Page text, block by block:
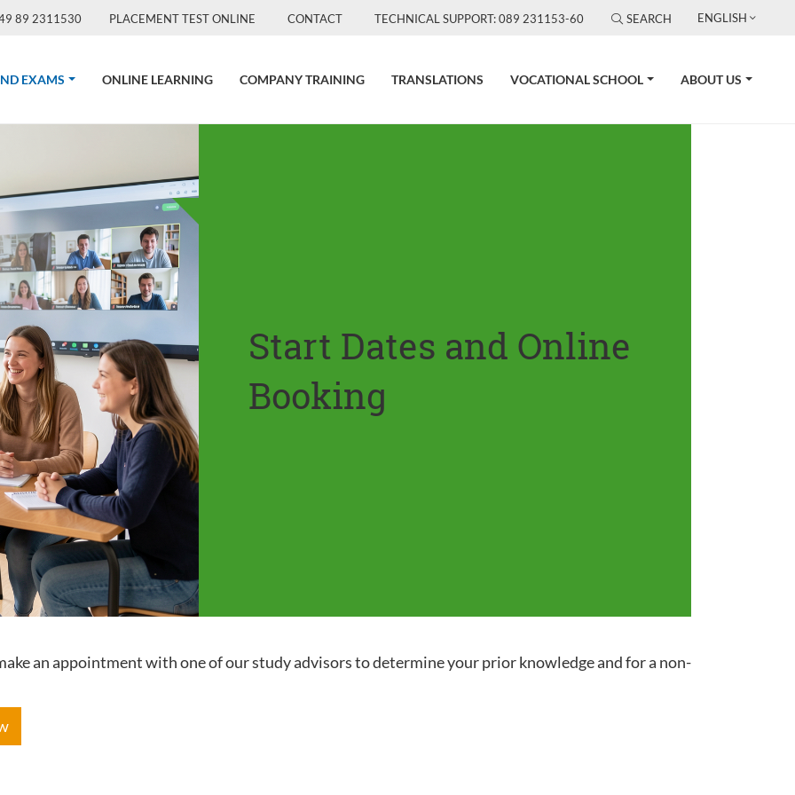
89 2311530 PLACEMENT TEST ONLINE CONTACT TECHNICAL SUPPORT: 089 231153-60 SEARCH ENGLISH
EXAMS (CURRENT)ONLINE LEARNING COMPANY TRAINING TRANSLATIONS VOCATIONAL SCHOOL ABOUT US
Start Dates and Online
Booking
an appointment with one of our study advisors to determine your prior knowledge and for a non-